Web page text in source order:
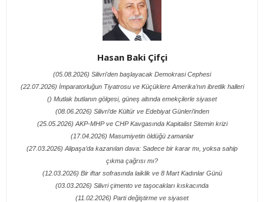
Hasan Baki Çifçi
(05.08.2026) Silivri'den başlayacak Demokrasi Cephesi
(22.07.2026) İmparatorluğun Tiyatrosu ve Küçüklere Amerika’nın ibretlik halleri
() Mutlak butlanın gölgesi, güneş altında emekçilerle siyaset
(08.06.2026) Silivri’de Kültür ve Edebiyat Günleri’inden
(25.05.2026) AKP-MHP ve CHP Kavgasında Kapitalist Sitemin krizi
(17.04.2026) Masumiyetin öldüğü zamanlar
(27.03.2026) Alipaşa’da kazanılan dava: Sadece bir karar mı, yoksa sahip
çıkma çağrısı mı?
(12.03.2026) Bir iftar sofrasında laiklik ve 8 Mart Kadınlar Günü
(03.03.2026) Silivri çimento ve taşocakları kıskacında
(11.02.2026) Parti değiştirme ve siyaset